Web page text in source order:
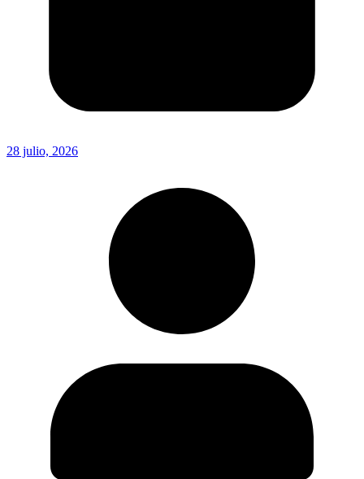
28 julio, 2026